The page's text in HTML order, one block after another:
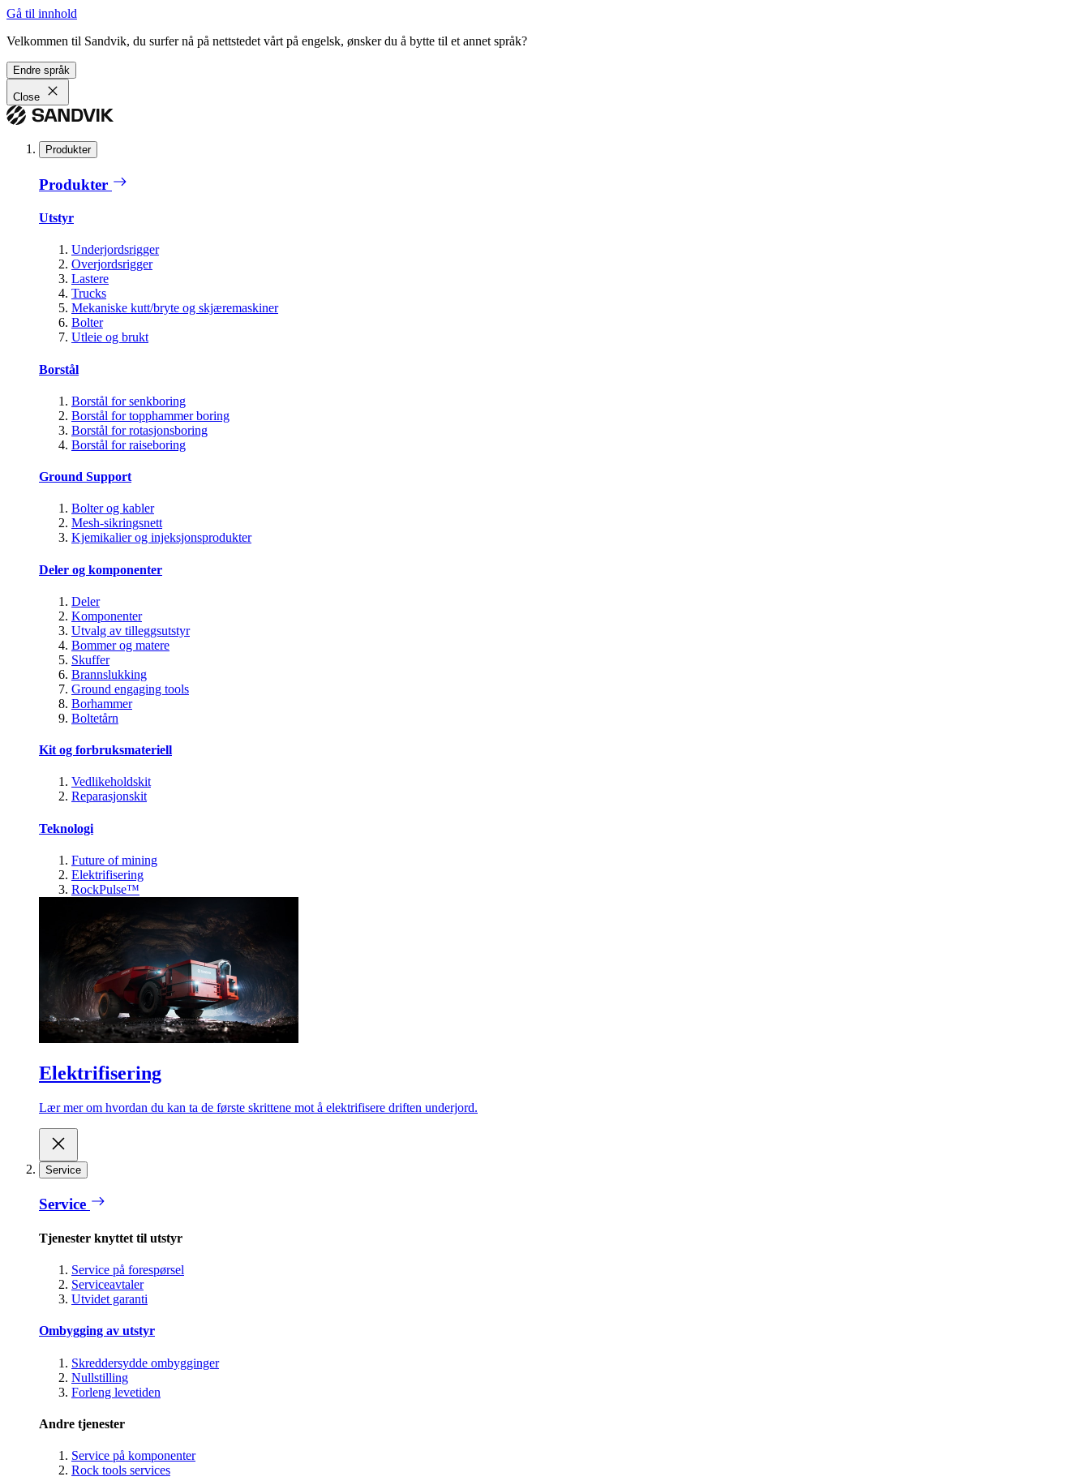
Gå til innhold
Velkommen til Sandvik, du surfer nå på nettstedet vårt på engelsk, ønsker du å bytte til et annet språk?
Endre språk
Close
Produkter
Produkter
Utstyr
Underjordsrigger
Overjordsrigger
Lastere
Trucks
Mekaniske kutt/bryte og skjæremaskiner
Bolter
Utleie og brukt
Borstål
Borstål for senkboring
Borstål for topphammer boring
Borstål for rotasjonsboring
Borstål for raiseboring
Ground Support
Bolter og kabler
Mesh-sikringsnett
Kjemikalier og injeksjonsprodukter
Deler og komponenter
Deler
Komponenter
Utvalg av tilleggsutstyr
Bommer og matere
Skuffer
Brannslukking
Ground engaging tools
Borhammer
Boltetårn
Kit og forbruksmateriell
Vedlikeholdskit
Reparasjonskit
Teknologi
Future of mining
Elektrifisering
RockPulse™
Elektrifisering
Lær mer om hvordan du kan ta de første skrittene mot å elektrifisere driften underjord.
Service
Service
Tjenester knyttet til utstyr
Service på forespørsel
Serviceavtaler
Utvidet garanti
Ombygging av utstyr
Skreddersydde ombygginger
Nullstilling
Forleng levetiden
Andre tjenester
Service på komponenter
Rock tools services